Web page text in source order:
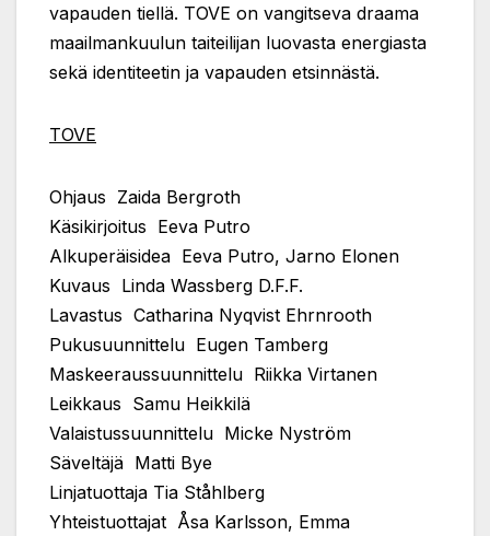
vapauden tiellä. TOVE on vangitseva draama
maailmankuulun taiteilijan luovasta energiasta
sekä identiteetin ja vapauden etsinnästä.
TOVE
Ohjaus Zaida Bergroth
Käsikirjoitus Eeva Putro
Alkuperäisidea Eeva Putro, Jarno Elonen
Kuvaus Linda Wassberg D.F.F.
Lavastus Catharina Nyqvist Ehrnrooth
Pukusuunnittelu Eugen Tamberg
Maskeeraussuunnittelu Riikka Virtanen
Leikkaus Samu Heikkilä
Valaistussuunnittelu Micke Nyström
Säveltäjä Matti Bye
Linjatuottaja Tia Ståhlberg
Yhteistuottajat Åsa Karlsson, Emma